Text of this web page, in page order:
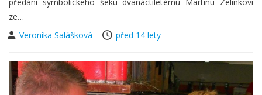
ze…
Veronika Salášková
před 14 lety